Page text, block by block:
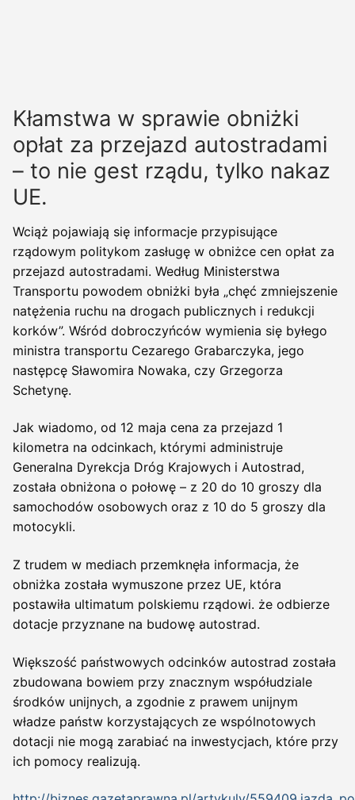
Kłamstwa w sprawie obniżki
opłat za przejazd autostradami
– to nie gest rządu, tylko nakaz
UE.
Wciąż pojawiają się informacje przypisujące
rządowym politykom zasługę w obniżce cen opłat za
przejazd autostradami. Według Ministerstwa
Transportu powodem obniżki była „chęć zmniejszenie
natężenia ruchu na drogach publicznych i redukcji
korków”. Wśród dobroczyńców wymienia się byłego
ministra transportu Cezarego Grabarczyka, jego
następcę Sławomira Nowaka, czy Grzegorza
Schetynę.
Jak wiadomo, od 12 maja cena za przejazd 1
kilometra na odcinkach, którymi administruje
Generalna Dyrekcja Dróg Krajowych i Autostrad,
została obniżona o połowę – z 20 do 10 groszy dla
samochodów osobowych oraz z 10 do 5 groszy dla
motocykli.
Z trudem w mediach przemknęła informacja, że
obniżka została wymuszone przez UE, która
postawiła ultimatum polskiemu rządowi. że odbierze
dotacje przyznane na budowę autostrad.
Większość państwowych odcinków autostrad została
zbudowana bowiem przy znacznym współudziale
środków unijnych, a zgodnie z prawem unijnym
władze państw korzystających ze wspólnotowych
dotacji nie mogą zarabiać na inwestycjach, które przy
ich pomocy realizują.